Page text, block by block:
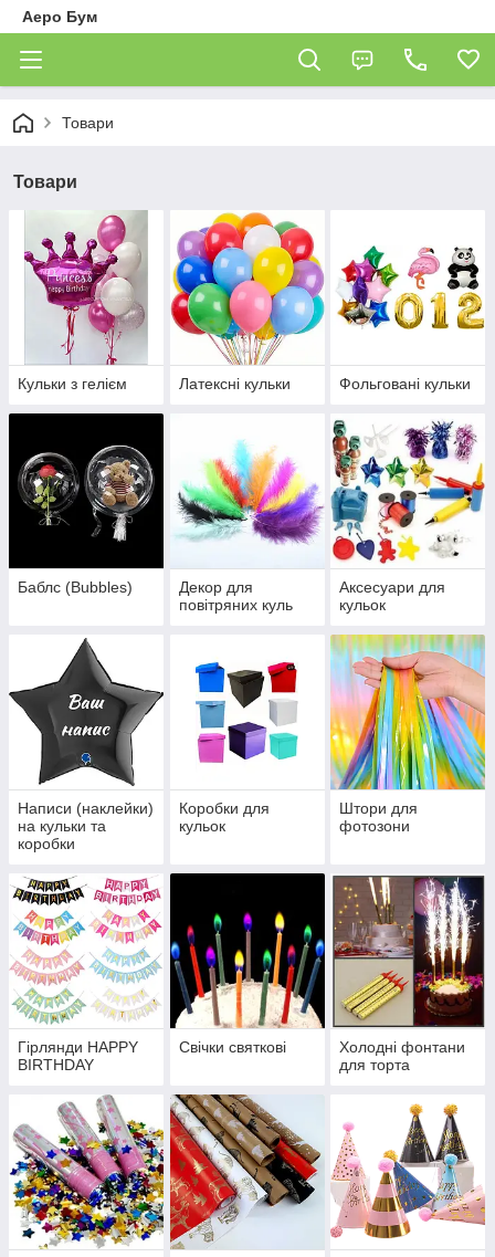
Аеро Бум
Товари
Товари
Кульки з гелієм Латексні кульки Фольговані кульки
Баблс (Bubbles)
Декор для
повітряних куль
Аксесуари для
кульок
Написи (наклейки)
на кульки та
коробки
Коробки для
кульок
Штори для
фотозони
Гірлянди HAPPY
BIRTHDAY
Свічки святкові
Холодні фонтани
для торта